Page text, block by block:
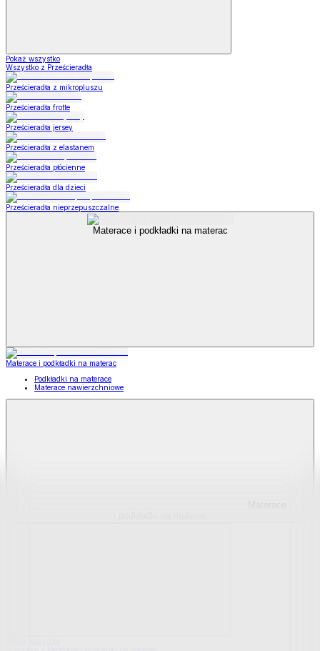
Pokaż wszystko
Wszystko z Prześcieradła
Prześcieradła z mikropluszu
Prześcieradła frotte
Prześcieradła jersey
Prześcieradła z elastanem
Prześcieradła płócienne
Prześcieradła dla dzieci
Prześcieradła nieprzepuszczalne
Materace i podkładki na materac
Materace i podkładki na materac
Podkładki na materace
Materace nawierzchniowe